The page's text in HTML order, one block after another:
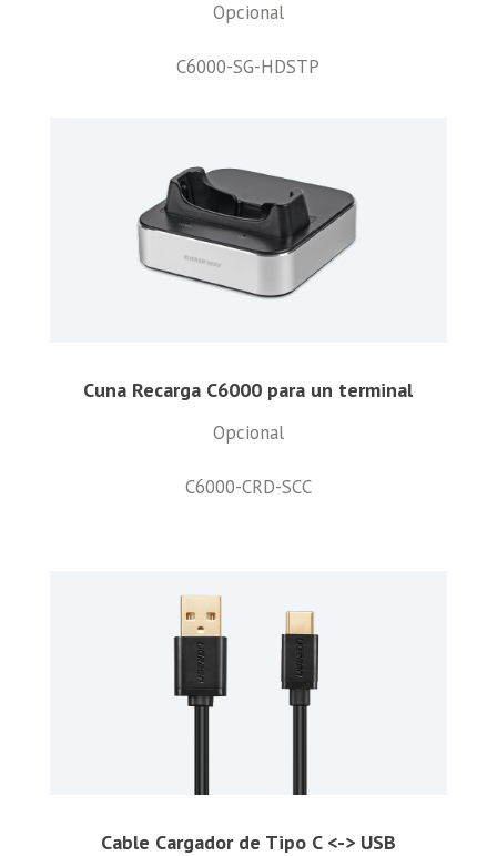
Opcional
C6000-SG-HDSTP
Cuna Recarga C6000 para un terminal
Opcional
C6000-CRD-SCC
Cable Cargador de Tipo C <-> USB